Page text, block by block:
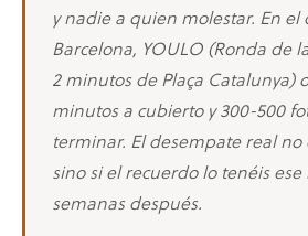
y nadie a quien molestar. En el
Barcelona, YOULO (Ronda de
2 minutos de Plaça Catalunya)
minutos a cubierto y 300-500
terminar. El desempate real no
sino si el recuerdo lo tenéis
semanas después.